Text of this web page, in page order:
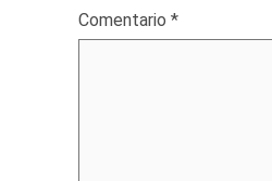
Comentario *